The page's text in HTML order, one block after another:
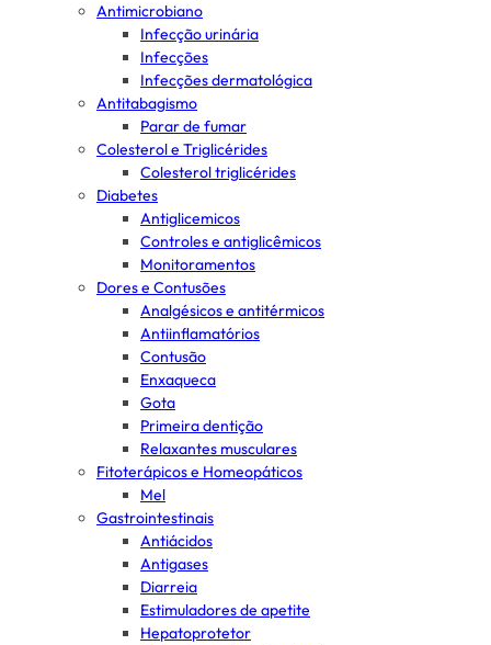
Antimicrobiano
Infecção urinária
Infecções
Infecções dermatológica
Antitabagismo
Parar de fumar
Colesterol e Triglicérides
Colesterol triglicérides
Diabetes
Antiglicemicos
Controles e antiglicêmicos
Monitoramentos
Dores e Contusões
Analgésicos e antitérmicos
Antiinflamatórios
Contusão
Enxaqueca
Gota
Primeira dentição
Relaxantes musculares
Fitoterápicos e Homeopáticos
Mel
Gastrointestinais
Antiácidos
Antigases
Diarreia
Estimuladores de apetite
Hepatoprotetor